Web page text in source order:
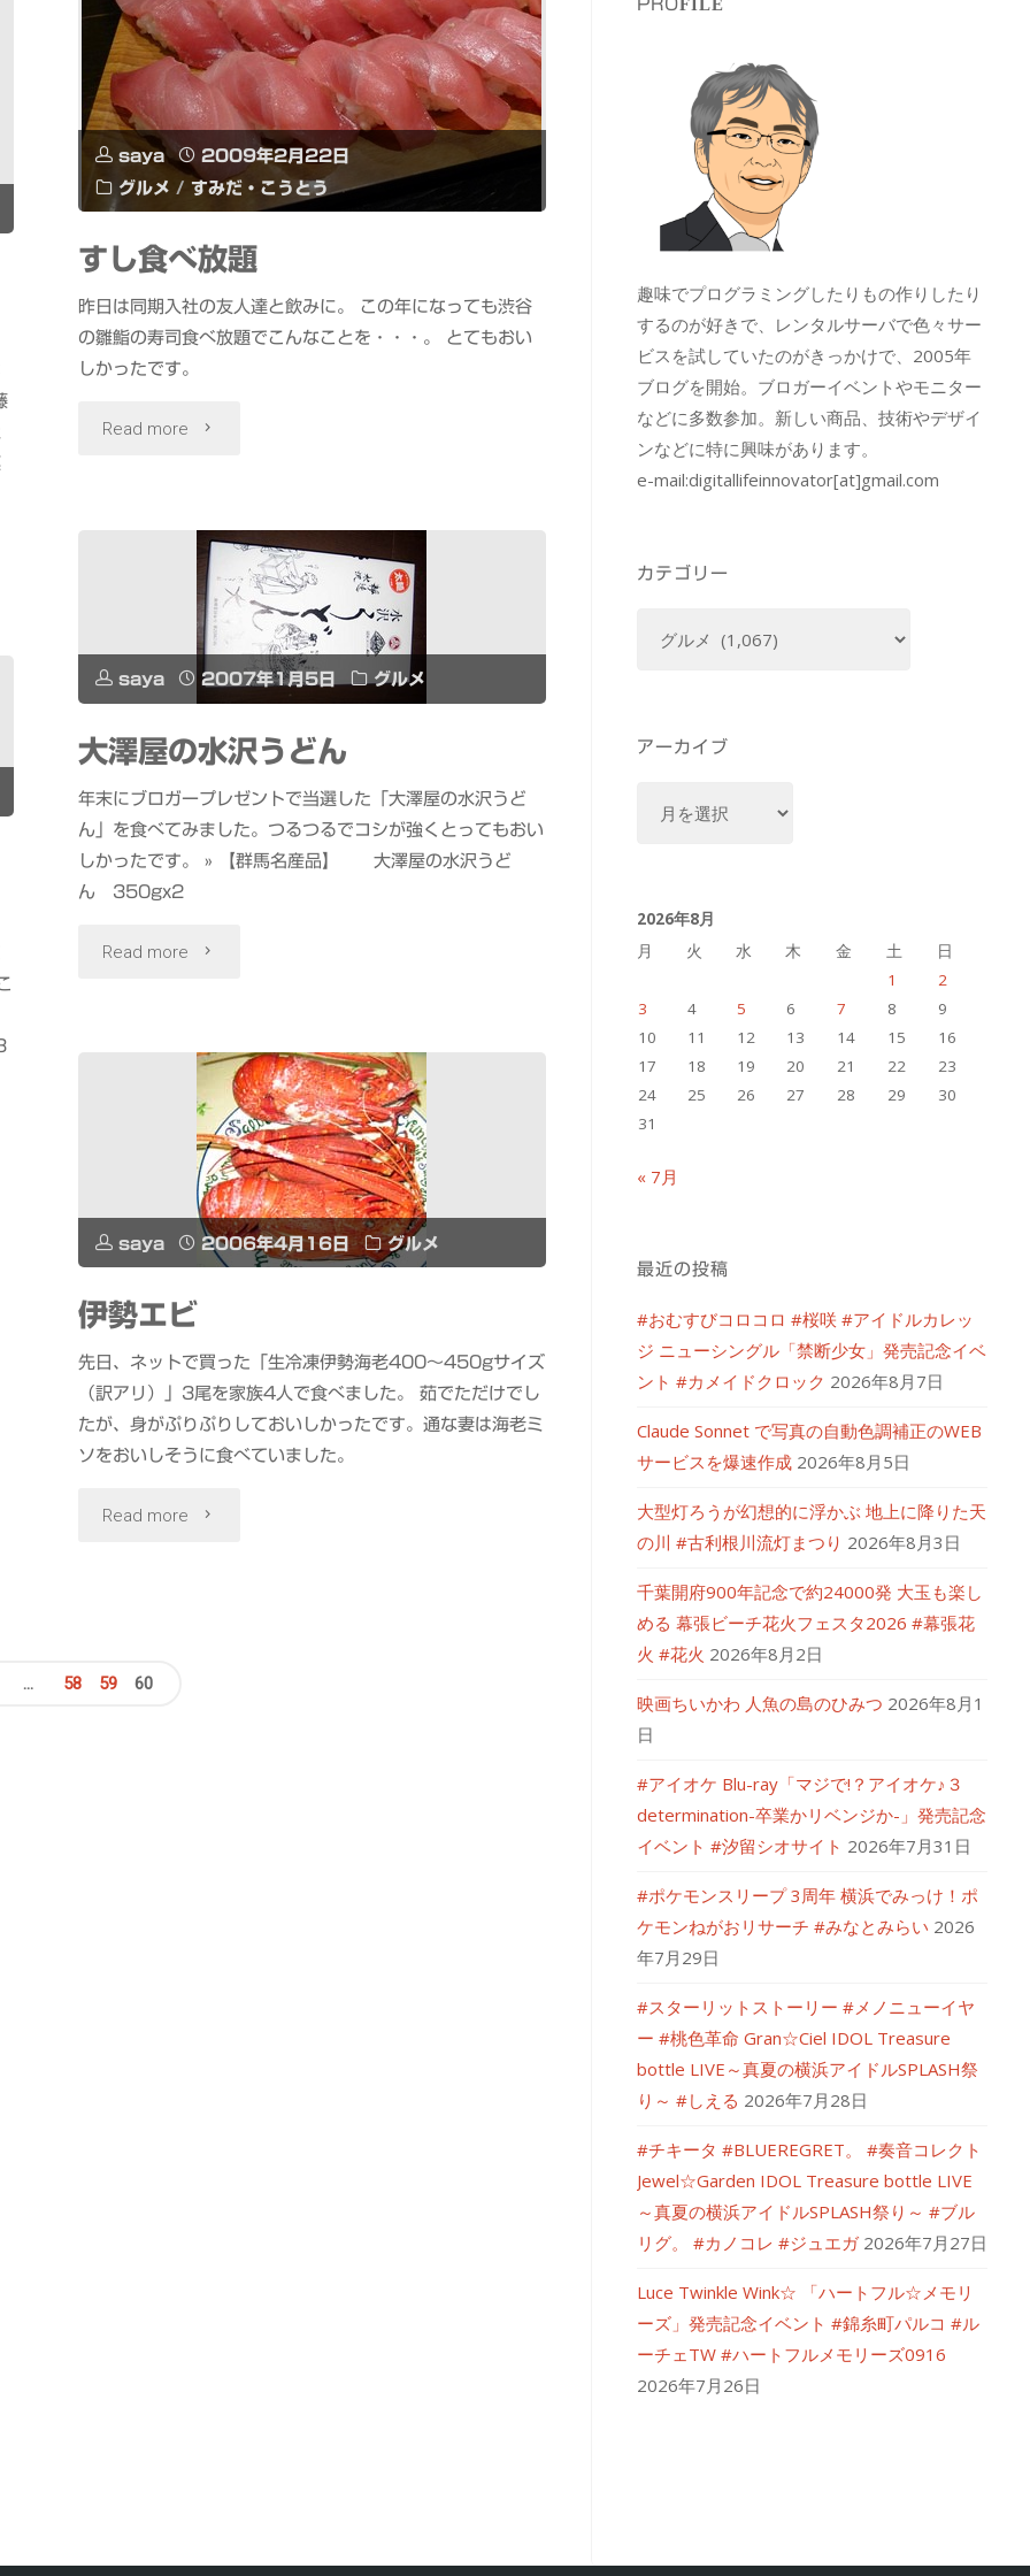
saya
2009年2月22日
グルメ / すみだ・こうとう
すし食べ放題
昨日は同期入社の友人達と飲みに。 この年になっても渋谷
の雛鮨の寿司食べ放題でこんなことを・・・。 とてもおい
しかったです。
Read more "す
食
べ
放
題"
saya 2007年1月5日 グルメ
大澤屋の水沢うどん
年末にブロガープレゼントで当選した「大澤屋の水沢うど
ん」を食べてみました。つるつるでコシが強くとってもおい
しかったです。 » 【群馬名産品】 大澤屋の水沢うど
ん 350gx2
Read more "大
屋
の
水
沢
ど
ん"
saya 2006年4月16日 グルメ
伊勢エビ
先日、ネットで買った「生冷凍伊勢海老400〜450gサイズ
（訳アリ）」3尾を家族4人で食べました。 茹でただけでし
たが、身がぷりぷりしておいしかったです。通な妻は海老ミ
ソをおいしそうに食べていました。
Read more "伊
… 58 59 60
PROFILE
趣味でプログラミングしたりもの作りしたり
するのが好きで、レンタルサーバで色々サー
ビスを試していたのがきっかけで、2005年
ブログを開始。ブロガーイベントやモニター
などに多数参加。新しい商品、技術やデザイ
ンなどに特に興味があります。
e-mail:digitallifeinnovator[at]gmail.com
カテゴリー
ー
アーカイブ
ブ
2026年8月
月
火 水 木 金 土
日
1
2
3
4 5 6 7 8
9
10
11 12 13 14 15
16
17
18 19 20 21 22
23
24
25 26 27 28 29
30
31
« 7月
最近の投稿
#おむすびコロコロ #桜咲 #アイドルカレッ
ジ ニューシングル「禁断少女」発売記念イベ
ント #カメイドクロック 2026年8月7日
Claude Sonnet で写真の自動色調補正のWEB
サービスを爆速作成 2026年8月5日
大型灯ろうが幻想的に浮かぶ 地上に降りた天
の川 #古利根川流灯まつり 2026年8月3日
千葉開府900年記念で約24000発 大玉も楽し
める 幕張ビーチ花火フェスタ2026 #幕張花
火 #花火 2026年8月2日
映画ちいかわ 人魚の島のひみつ 2026年8月1
日
#アイオケ Blu-ray「マジで!？アイオケ♪３
determination-卒業かリベンジか-」発売記念
イベント #汐留シオサイト 2026年7月31日
#ポケモンスリープ 3周年 横浜でみっけ！ポ
ケモンねがおリサーチ #みなとみらい 2026
年7月29日
#スターリットストーリー #メノニューイヤ
ー #桃色革命 Gran☆Ciel IDOL Treasure
bottle LIVE～真夏の横浜アイドルSPLASH祭
り～ #しえる 2026年7月28日
#チキータ #BLUEREGRET。 #奏音コレクト
Jewel☆Garden IDOL Treasure bottle LIVE
～真夏の横浜アイドルSPLASH祭り～ #ブル
リグ。 #カノコレ #ジュエガ 2026年7月27日
Luce Twinkle Wink☆ 「ハートフル☆メモリ
ーズ」発売記念イベント #錦糸町パルコ #ル
ーチェTW #ハートフルメモリーズ0916
2026年7月26日